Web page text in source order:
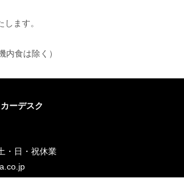
ます。
食は除く）
ーデスク
日・祝休業